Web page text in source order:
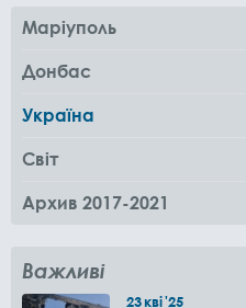
Маріуполь
Донбас
Україна
Світ
Архив 2017-2021
Важливі
23кві'25